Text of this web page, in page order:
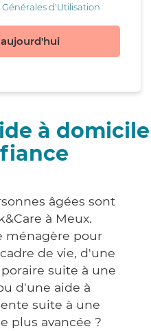
d'Utilisation
à domicile
âgées sont
à Meux.
ménagère pour
de vie, d'une
suite à une
d'une aide à
suite à une
plus avancée ?